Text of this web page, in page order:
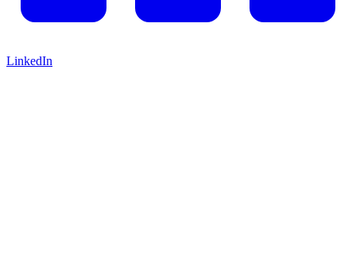
LinkedIn